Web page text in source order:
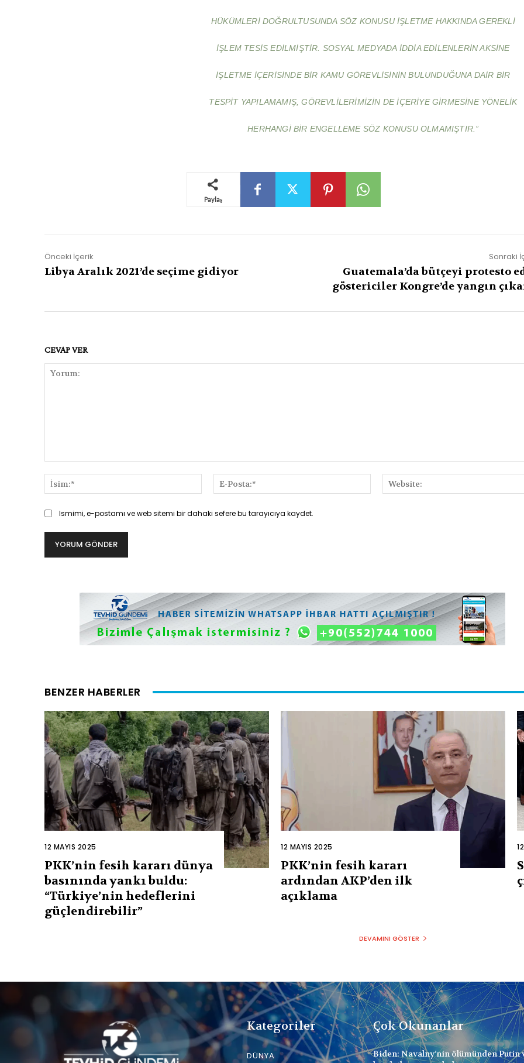
HÜKÜMLERI DOĞRULTUSUNDA SÖZ KONUSU IŞLETME HAKKINDA GEREKLI
IŞLEM TESIS EDILMIŞTIR. SOSYAL MEDYADA IDDIA EDILENLERIN AKSINE
IŞLETME IÇERISINDE BIR KAMU GÖREVLISININ BULUNDUĞUNA DAIR BIR
TESPIT YAPILAMAMIŞ, GÖREVLILERIMIZIN DE IÇERIYE GIRMESINE YÖNELIK
HERHANGI BIR ENGELLEME SÖZ KONUSU OLMAMIŞTIR.”
Paylaş
Önceki İçerik
Libya Aralık 2021’de seçime gidiyor
Sonraki
Guatemala’da bütçeyi protesto
göstericiler Kongre’de yangın
CEVAP VER
İsim:*
Posta:*
Ismimi, e-postamı ve web sitemi bir dahaki sefere bu tarayıcıya kaydet.
BENZER HABERLER
12 MAYIS 2025
PKK’nin fesih kararı dünya
basınında yankı buldu:
“Türkiye’nin hedeflerini
güçlendirebilir”
12 MAYIS 2025
PKK’nin fesih kararı
ardından AKP’den ilk
açıklama
DEVAMINI GÖSTER
Kategoriler
DÜNYA
Çok Okunanlar
Biden: Navalny’nin ölümünden Putin